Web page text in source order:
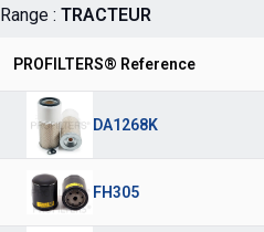
Range : TRACTEUR
PROFILTERS® Reference
DA1268K
FH305